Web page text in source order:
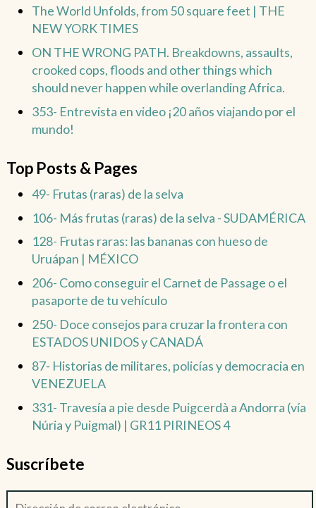
The World Unfolds, from 50 square feet | THE
NEW YORK TIMES
ON THE WRONG PATH. Breakdowns, assaults,
crooked cops, floods and other things which
should never happen while overlanding Africa.
353- Entrevista en video ¡20 años viajando por el
mundo!
Top Posts & Pages
49- Frutas (raras) de la selva
106- Más frutas (raras) de la selva - SUDAMÉRICA
128- Frutas raras: las bananas con hueso de
Uruápan | MÉXICO
206- Como conseguir el Carnet de Passage o el
pasaporte de tu vehículo
250- Doce consejos para cruzar la frontera con
ESTADOS UNIDOS y CANADÁ
87- Historias de militares, policías y democracia en
VENEZUELA
331- Travesía a pie desde Puigcerdà a Andorra (vía
Núria y Puigmal) | GR11 PIRINEOS 4
Suscríbete